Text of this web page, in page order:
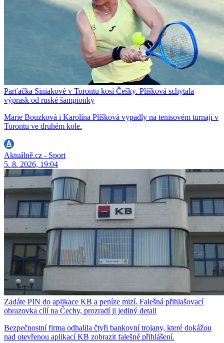
Parťačka Siniakové v Torontu kosí Češky. Plíšková schytala
výprask od ruské šampionky
Marie Bouzková i Karolína Plíšková vypadly na tenisovém turnaji v
Torontu ve druhém kole.
Aktuálně.cz - Sport
5. 8. 2026, 19:04
Zadáte PIN do aplikace KB a peníze mizí. Falešná přihlašovací
obrazovka cílí na Čechy, prozradí ji jediný detail
Bezpečnostní firma odhalila čtyři bankovní trojany, které dokážou
nad otevřenou aplikací KB zobrazit falešné přihlášení.